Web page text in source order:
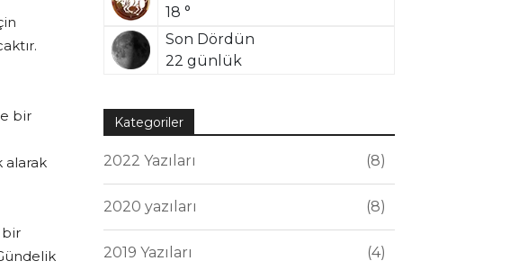
bir
alarak
bir
18 °
Son Dördün
22 günlük
Kategoriler
2022 Yazıları 8
2020 yazıları 8
2019 Yazıları 4